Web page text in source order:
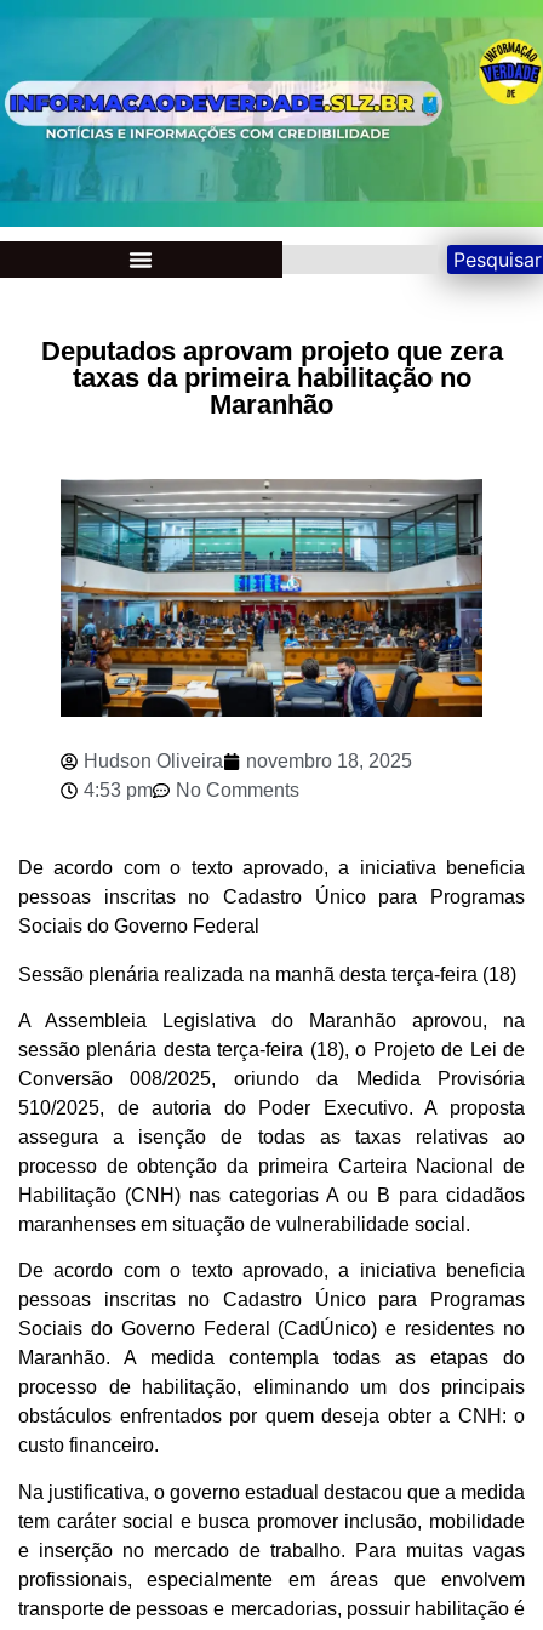
Pesquisar
Deputados aprovam projeto que zera
taxas da primeira habilitação no
Maranhão
Hudson Oliveira
novembro 18, 2025
4:53 pm
No Comments
De acordo com o texto aprovado, a iniciativa beneficia
pessoas inscritas no Cadastro Único para Programas
Sociais do Governo Federal
Sessão plenária realizada na manhã desta terça-feira (18)
A Assembleia Legislativa do Maranhão aprovou, na
sessão plenária desta terça-feira (18), o Projeto de Lei de
Conversão 008/2025, oriundo da Medida Provisória
510/2025, de autoria do Poder Executivo. A proposta
assegura a isenção de todas as taxas relativas ao
processo de obtenção da primeira Carteira Nacional de
Habilitação (CNH) nas categorias A ou B para cidadãos
maranhenses em situação de vulnerabilidade social.
De acordo com o texto aprovado, a iniciativa beneficia
pessoas inscritas no Cadastro Único para Programas
Sociais do Governo Federal (CadÚnico) e residentes no
Maranhão. A medida contempla todas as etapas do
processo de habilitação, eliminando um dos principais
obstáculos enfrentados por quem deseja obter a CNH: o
custo financeiro.
Na justificativa, o governo estadual destacou que a medida
tem caráter social e busca promover inclusão, mobilidade
e inserção no mercado de trabalho. Para muitas vagas
profissionais, especialmente em áreas que envolvem
transporte de pessoas e mercadorias, possuir habilitação é